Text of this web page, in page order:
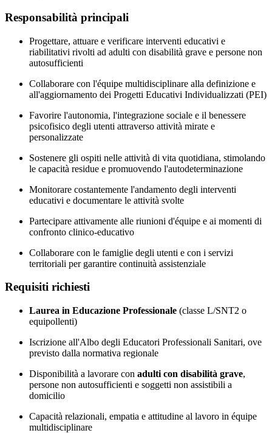
Responsabilità principali
Progettare, attuare e verificare interventi educativi e
riabilitativi rivolti ad adulti con disabilità grave e persone non
autosufficienti
Collaborare con l'équipe multidisciplinare alla definizione e
all'aggiornamento dei Progetti Educativi Individualizzati (PEI)
Favorire l'autonomia, l'integrazione sociale e il benessere
psicofisico degli utenti attraverso attività mirate e
personalizzate
Sostenere gli ospiti nelle attività di vita quotidiana, stimolando
le capacità residue e promuovendo l'autodeterminazione
Monitorare costantemente l'andamento degli interventi
educativi e documentare le attività svolte
Partecipare attivamente alle riunioni d'équipe e ai momenti di
confronto clinico-educativo
Collaborare con le famiglie degli utenti e con i servizi
territoriali per garantire continuità assistenziale
Requisiti richiesti
Laurea in Educazione Professionale (classe L/SNT2 o
equipollenti)
Iscrizione all'Albo degli Educatori Professionali Sanitari, ove
previsto dalla normativa regionale
Disponibilità a lavorare con adulti con disabilità grave,
persone non autosufficienti e soggetti non assistibili a
domicilio
Capacità relazionali, empatia e attitudine al lavoro in équipe
multidisciplinare